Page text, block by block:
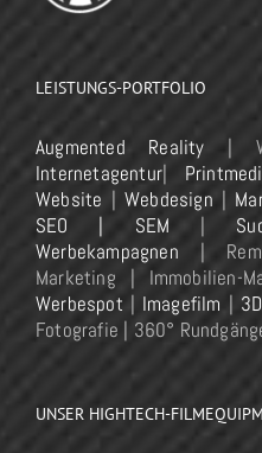
LEISTUNGS-PORTFOLIO
Augmented Reality |
Internetagentur|
Website | Webdesign |
SEO | SEM |
Werbekampagnen |
Marketing | Immobilien-
Werbespot | Imagefilm |
Fotografie | 360°
UNSER HIGHTECH-